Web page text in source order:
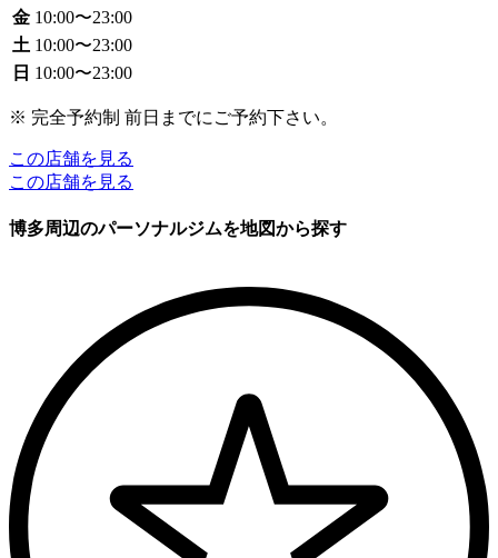
金 10:00〜23:00
土 10:00〜23:00
日 10:00〜23:00
※ 完全予約制 前日までにご予約下さい。
この店舗を見る
この店舗を見る
博多周辺のパーソナルジムを地図から探す